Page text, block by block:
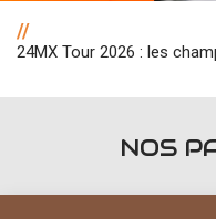
//
24MX Tour 2026 : les
NOS